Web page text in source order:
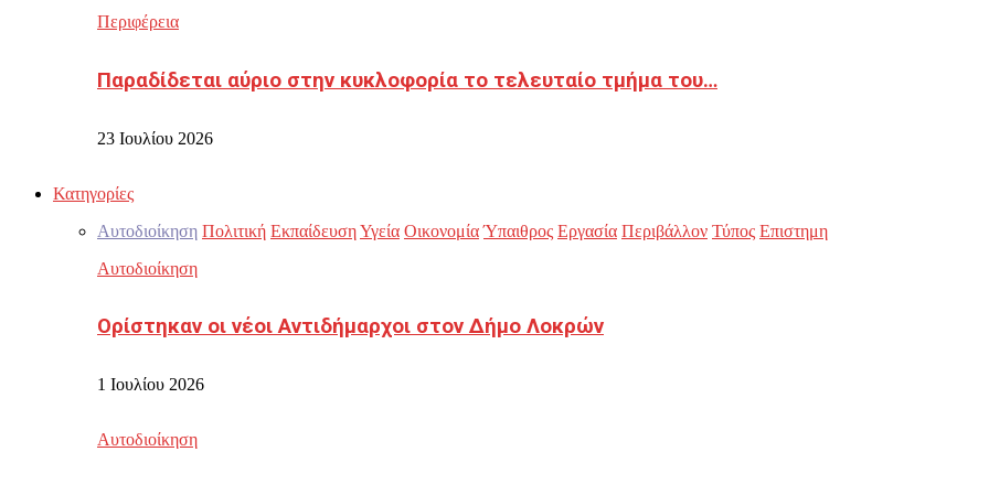
Περιφέρεια
Παραδίδεται αύριο στην κυκλοφορία το τελευταίο τμήμα του…
23 Ιουλίου 2026
Κατηγορίες
Αυτοδιοίκηση Πολιτική ΕκπαίδευσηΥγεία Οικονομία Ύπαιθρος Εργασία Περιβάλλον Τύπος Επιστημη
Αυτοδιοίκηση
Ορίστηκαν οι νέοι Αντιδήμαρχοι στον Δήμο Λοκρών
1 Ιουλίου 2026
Αυτοδιοίκηση